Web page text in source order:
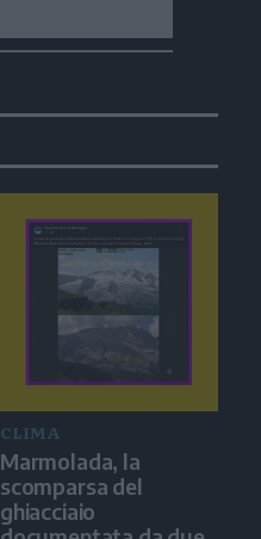
CLIMA
Marmolada, la
scomparsa del
ghiacciaio